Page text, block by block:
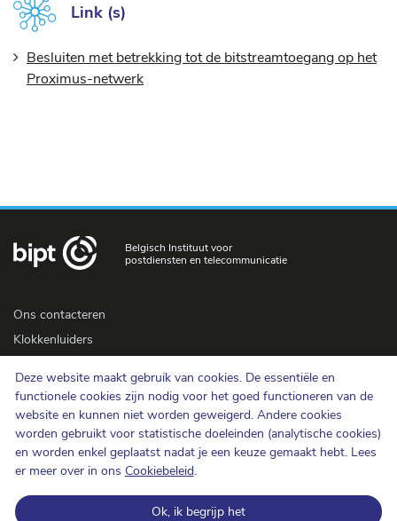
Deze website maakt gebruik van cookies. De essentiële en
functionele cookies zijn nodig voor het goed functioneren van de
website en kunnen niet worden geweigerd. Andere cookies
worden gebruikt voor statistische doeleinden (analytische cookies)
en worden enkel geplaatst nadat je een keuze gemaakt hebt. Lees
er meer over in ons Cookiebeleid.
Ok, ik begrijp het
Link (s)
Besluiten met betrekking tot de bitstreamtoegang op het
Proximus-netwerk
Belgisch Instituut voor
postdiensten en telecommunicatie
Ons contacteren
Klokkenluiders
Toegankelijkheid
Pers
Cookiebeleid
Bescherming van de persoonlijke levenssfeer
Gebruiksvoorwaarden en auteursrechten